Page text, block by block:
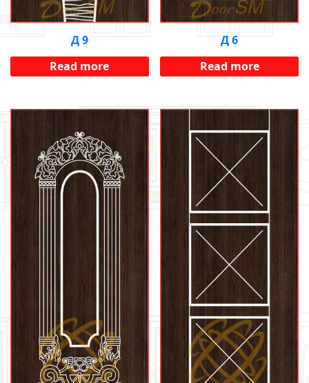
Д 9
Read more
Д 6
Read more